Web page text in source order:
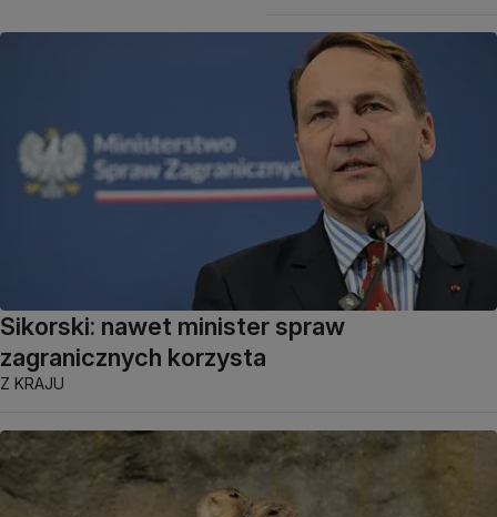
Sikorski: nawet minister spraw
zagranicznych korzysta
Z KRAJU